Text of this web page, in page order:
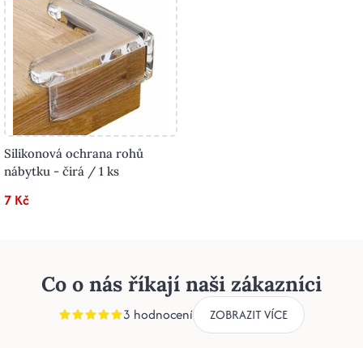
Silikonová ochrana rohů
nábytku - čirá / 1 ks
7 Kč
Co o nás říkají naši zákazníci
3 hodnocení ZOBRAZIT VÍCE